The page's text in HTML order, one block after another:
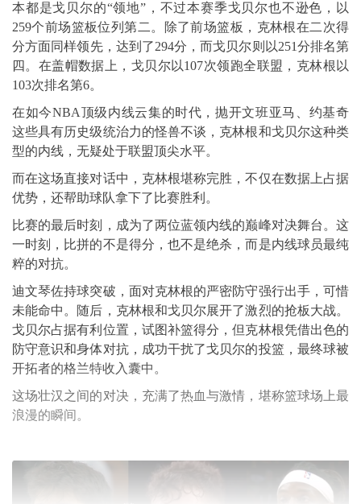
本都是戈贝尔的“领地”，不过本赛季戈贝尔也不逊色，以
259个前场篮板位列第二。除了前场篮板，克林根在二次得
分方面同样领先，达到了294分，而戈贝尔则以251分排名第
四。在盖帽数据上，戈贝尔以107次领跑全联盟，克林根以
103次排名第6。
在如今NBA顶级内线云集的时代，抛开文班亚马、 约基奇
这些具有历史级统治力的怪兽不谈，克林根和戈贝尔这种类
型的内线，无疑处于联盟顶尖水平。
而在这场直接对话中，克林根堪称完胜，不仅在数据上占据
优势，还帮助球队拿下了比赛胜利。
比赛的最后时刻，成为了两位蓝领内线的巅峰对决舞台。这
一时刻，比拼的不是得分，也不是绝杀，而是内线球员最纯
粹的对抗。
迪文琴佐持球突破，面对克林根的严密防守强行出手，可惜
未能命中。随后，克林根和戈贝尔展开了激烈的抢板大战。
戈贝尔占据有利位置，试图补篮得分，但克林根凭借出色的
防守意识和身体对抗，成功干扰了戈贝尔的投篮，最终球被
开拓者的格兰特收入囊中。
这场壮汉之间的对决，充满了热血与激情，堪称篮球场上最
浪漫的瞬间。